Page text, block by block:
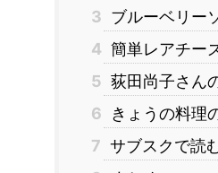
3 ブルーベリー
4 簡単レアチー
5 荻田尚子さん
6
きょうの料理
7 サブスクで読